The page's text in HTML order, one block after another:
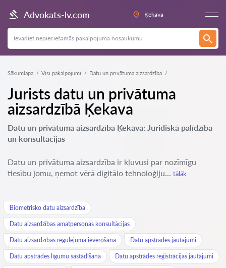
Advokats-lv.com Ķekava
Sākumlapa Visi pakalpojumi Datu un privātuma aizsardzība
Jurists datu un privātuma
aizsardzībā Ķekava
Datu un privātuma aizsardzība Ķekava: Juridiskā palīdzība
un konsultācijas
Datu un privātuma aizsardzība ir kļuvusi par nozīmīgu
tiesību jomu, ņemot vērā digitālo tehnoloģiju... tālāk
Biometrisko datu aizsardzība
Datu aizsardzības amatpersonas konsultācijas
Datu aizsardzības regulējuma ievērošana Datu apstrādes jautājumi
Datu apstrādes līgumu sastādīšana Datu apstrādes reģistrācijas jautājumi